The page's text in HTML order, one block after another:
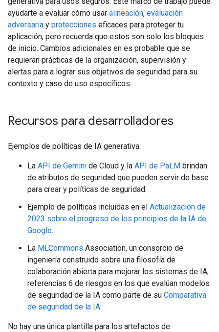
ayudarte a evaluar cómo usar alineación, evaluación
adversaria y protecciones eficaces para proteger tu
aplicación, pero recuerda que estos son solo los bloques
de inicio. Cambios adicionales en es probable que se
requieran prácticas de la organización, supervisión y
alertas para a lograr sus objetivos de seguridad para su
contexto y caso de uso específicos.
Recursos para desarrolladores
Ejemplos de políticas de IA generativa:
La API de Gemini de Cloud y la API de PaLM brindan
de atributos de seguridad que pueden servir de base
para crear y políticas de seguridad.
Ejemplo de políticas incluidas en el Actualización de
2023 sobre el progreso de los principios de la IA de
Google.
La MLCommons Association, un consorcio de
ingeniería construido sobre una filosofía de
colaboración abierta para mejorar los sistemas de IA;
referencias 6 de riesgos en los que evalúan modelos
de seguridad de la IA como parte de su Comparativa
de seguridad de la IA.
No hay una única plantilla para los artefactos de